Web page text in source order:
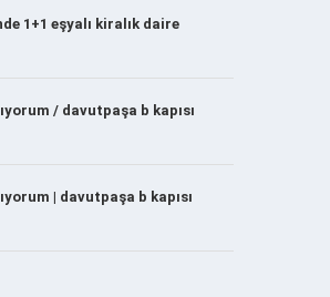
1+1 eşyalı kiralık daire
/ davutpaşa b kapısı
| davutpaşa b kapısı